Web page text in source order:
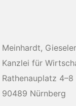
Meinhardt,
Kanzlei für
Rathenauplatz 4–8
90489 Nürnberg